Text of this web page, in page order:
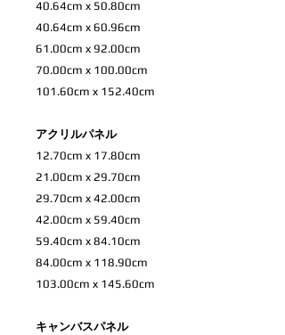
40.64cm x 50.80cm
40.64cm x 60.96cm
61.00cm x 92.00cm
70.00cm x 100.00cm
101.60cm x 152.40cm
アクリルパネル
12.70cm x 17.80cm
21.00cm x 29.70cm
29.70cm x 42.00cm
42.00cm x 59.40cm
59.40cm x 84.10cm
84.00cm x 118.90cm
103.00cm x 145.60cm
キャンバスパネル